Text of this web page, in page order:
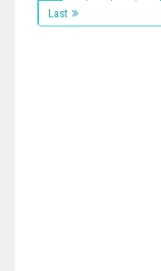
Last